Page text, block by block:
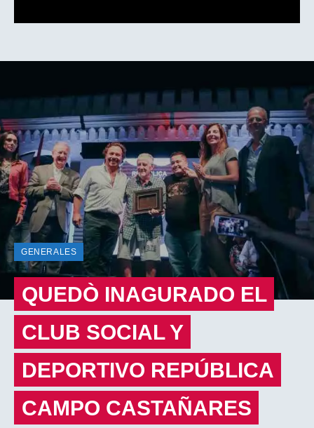
GENERALES
QUEDÒ INAGURADO EL
CLUB SOCIAL Y
DEPORTIVO REPÚBLICA
CAMPO CASTAÑARES